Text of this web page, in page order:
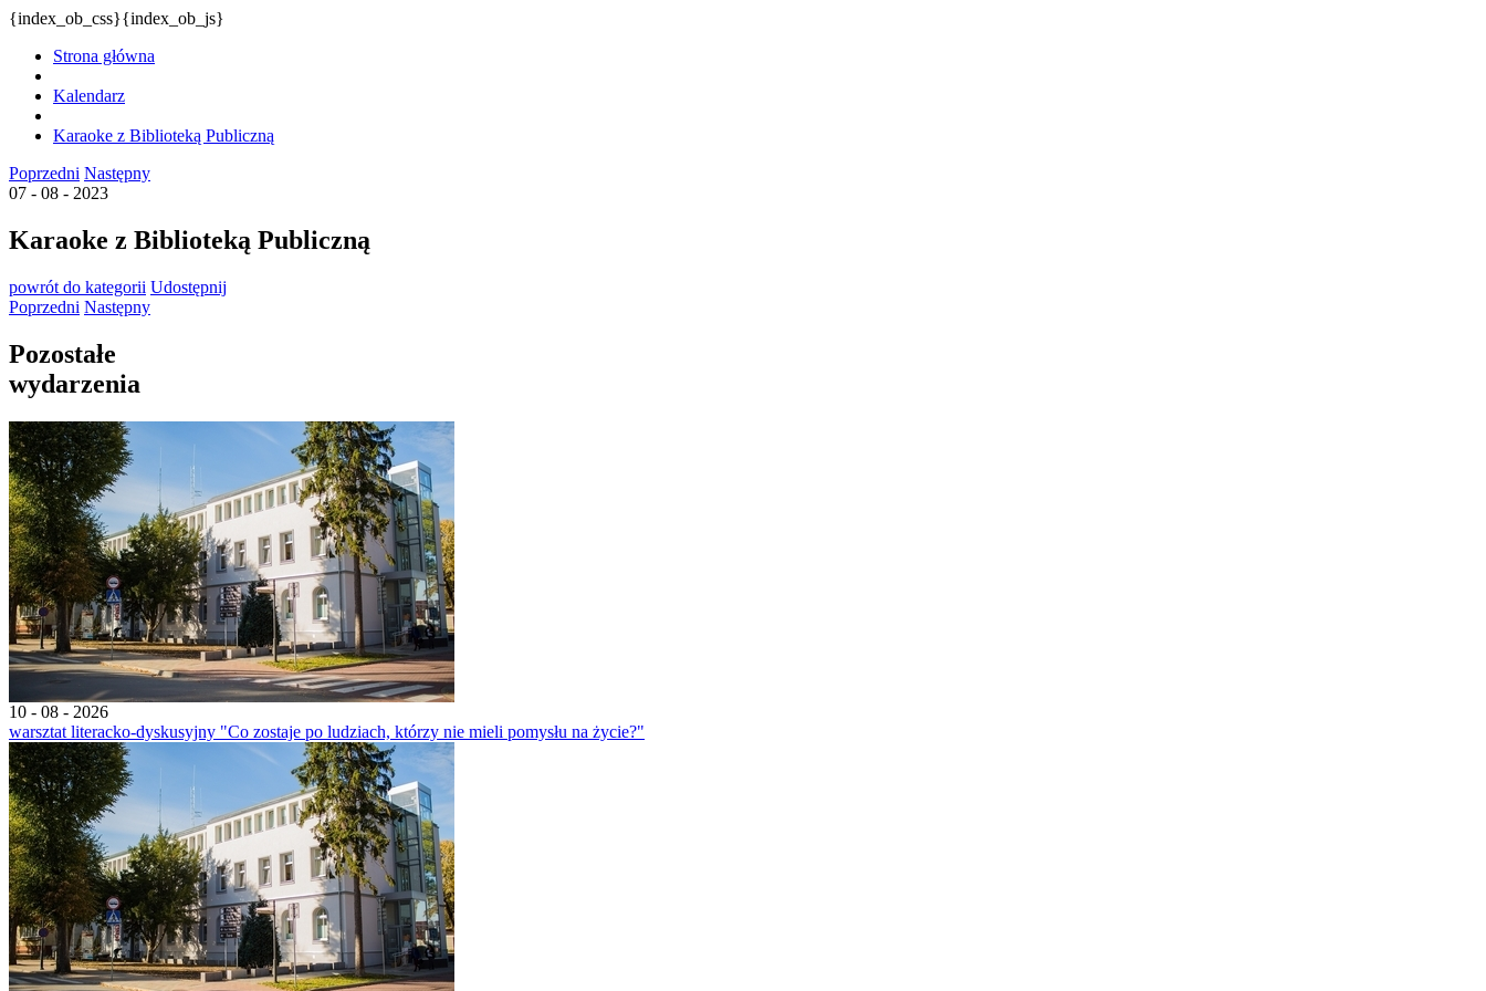
{index_ob_css}{index_ob_js}
Strona główna
Kalendarz
Karaoke z Biblioteką Publiczną
Poprzedni Następny
07 - 08 - 2023
Karaoke z Biblioteką Publiczną
powrót do kategorii Udostępnij
Poprzedni Następny
Pozostałe
wydarzenia
10 - 08 - 2026
warsztat literacko-dyskusyjny "Co zostaje po ludziach, którzy nie mieli pomysłu na życie?"